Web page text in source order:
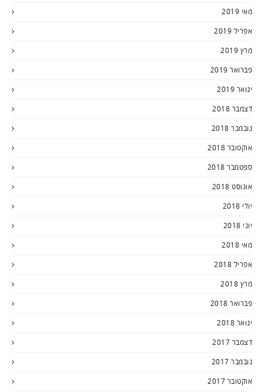
מאי 2019
אפריל 2019
מרץ 2019
פברואר 2019
ינואר 2019
דצמבר 2018
נובמבר 2018
אוקטובר 2018
ספטמבר 2018
אוגוסט 2018
יולי 2018
יוני 2018
מאי 2018
אפריל 2018
מרץ 2018
פברואר 2018
ינואר 2018
דצמבר 2017
נובמבר 2017
אוקטובר 2017